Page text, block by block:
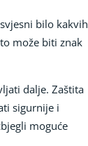
bilo kakvih
može biti znak
dalje. Zaštita
sigurnije i
moguće